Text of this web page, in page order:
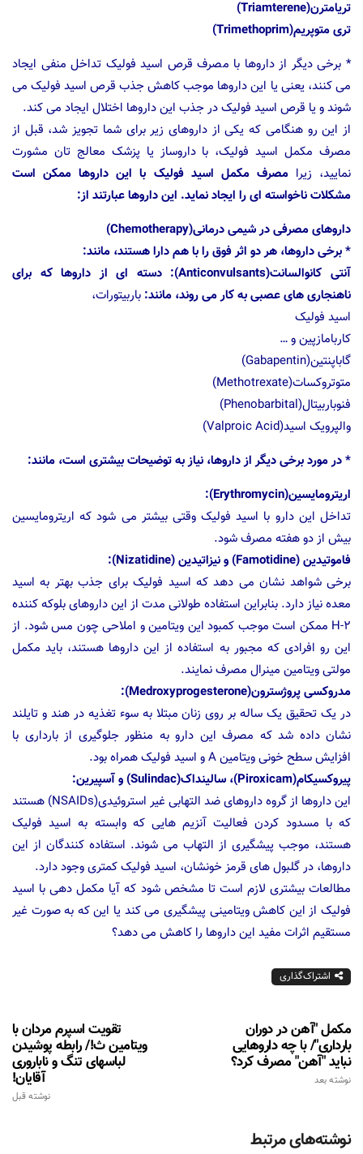
تریامترن(Triamterene)
تری متوپریم(Trimethoprim)
* برخی دیگر از داروها با مصرف قرص اسید فولیک تداخل منفی ایجاد
می کنند، یعنی یا این داروها موجب کاهش جذب قرص اسید فولیک می
شوند و یا قرص اسید فولیک در جذب این داروها اختلال ایجاد می کند.
از این رو هنگامی که یکی از داروهای زیر برای شما تجویز شد، قبل از
مصرف مکمل اسید فولیک، با داروساز یا پزشک معالج تان مشورت
نمایید، زیرامصرف مکمل اسید فولیک با این داروها ممکن است
مشکلات ناخواسته ای را ایجاد نماید. این داروها عبارتند از:
داروهای مصرفی در شیمی درمانی(Chemotherapy)
* برخی داروها، هر دو اثر فوق را با هم دارا هستند، مانند:
آنتی کانوالسانت(Anticonvulsants): دسته ای از داروها که برای
ناهنجاری های عصبی به کار می روند، مانند: باربیتورات،
اسید فولیک
کاربامازپین و …
گاباپنتین(Gabapentin)
متوتروکسات(Methotrexate)
فنوباربیتال(Phenobarbital)
والپرویک اسید(Valproic Acid)
* در مورد برخی دیگر از داروها، نیاز به توضیحات بیشتری است، مانند:
اریترومایسین(Erythromycin):
تداخل این دارو با اسید فولیک وقتی بیشتر می شود که اریترومایسین
بیش از دو هفته مصرف شود.
فاموتیدین (Famotidine) و نیزاتیدین (Nizatidine):
برخی شواهد نشان می دهد که اسید فولیک برای جذب بهتر به اسید
معده نیاز دارد. بنابراین استفاده طولانی مدت از این داروهای بلوکه کننده
H-2 ممکن است موجب کمبود این ویتامین و املاحی چون مس شود. از
این رو افرادی که مجبور به استفاده از این داروها هستند، باید مکمل
مولتی ویتامین مینرال مصرف نمایند.
مدروکسی پروژسترون(Medroxyprogesterone):
در یک تحقیق یک ساله بر روی زنان مبتلا به سوء تغذیه در هند و تایلند
نشان داده شد که مصرف این دارو به منظور جلوگیری از بارداری با
افزایش سطح خونی ویتامین A و اسید فولیک همراه بود.
پیروکسیکام(Piroxicam)، سالینداک(Sulindac) و آسپیرین:
این داروها از گروه داروهای ضد التهابی غیر استروئیدی(NSAIDs) هستند
که با مسدود کردن فعالیت آنزیم هایی که وابسته به اسید فولیک
هستند، موجب پیشگیری از التهاب می شوند. استفاده کنندگان از این
داروها، در گلبول های قرمز خونشان، اسید فولیک کمتری وجود دارد.
مطالعات بیشتری لازم است تا مشخص شود که آیا مکمل دهی با اسید
فولیک از این کاهش ویتامینی پیشگیری می کند یا این که به صورت غیر
مستقیم اثرات مفید این داروها را کاهش می دهد؟
اشتراک‌گذاری
تقویت اسپرم مردان با
ویتامین ث!/ رابطه پوشیدن
لباسهای تنگ و ناباروری
آقایان!
نوشته قبل
مکمل "آهن در دوران
بارداری"/ با چه داروهایی
نباید "آهن" مصرف کرد؟
نوشته بعد
نوشته‌های مرتبط